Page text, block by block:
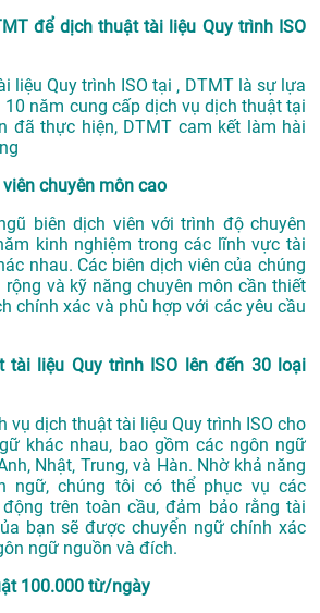
để dịch thuật tài liệu Quy trình ISO
liệu Quy trình ISO tại , DTMT là sự lựa
năm cung cấp dịch vụ dịch thuật tại
đã thực hiện, DTMT cam kết làm hài
chuyên môn cao
biên dịch viên với trình độ chuyên
kinh nghiệm trong các lĩnh vực tài
nhau. Các biên dịch viên của chúng
và kỹ năng chuyên môn cần thiết
chính xác và phù hợp với các yêu cầu
tài liệu Quy trình ISO lên đến 30 loại
vụ dịch thuật tài liệu Quy trình ISO cho
khác nhau, bao gồm các ngôn ngữ
Nhật, Trung, và Hàn. Nhờ khả năng
ngữ, chúng tôi có thể phục vụ các
trên toàn cầu, đảm bảo rằng tài
bạn sẽ được chuyển ngữ chính xác
ngữ nguồn và đích.
100.000 từ/ngày